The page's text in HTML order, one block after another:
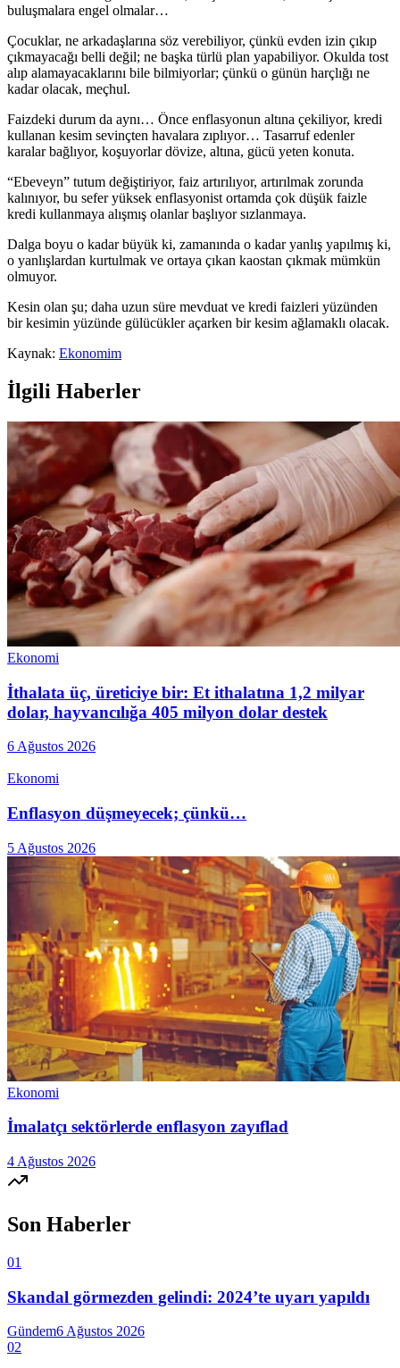
buluşmalara engel olmalar…
Çocuklar, ne arkadaşlarına söz verebiliyor, çünkü evden izin çıkıp
çıkmayacağı belli değil; ne başka türlü plan yapabiliyor. Okulda tost
alıp alamayacaklarını bile bilmiyorlar; çünkü o günün harçlığı ne
kadar olacak, meçhul.
Faizdeki durum da aynı… Önce enflasyonun altına çekiliyor, kredi
kullanan kesim sevinçten havalara zıplıyor… Tasarruf edenler
karalar bağlıyor, koşuyorlar dövize, altına, gücü yeten konuta.
“Ebeveyn” tutum değiştiriyor, faiz artırılıyor, artırılmak zorunda
kalınıyor, bu sefer yüksek enflasyonist ortamda çok düşük faizle
kredi kullanmaya alışmış olanlar başlıyor sızlanmaya.
Dalga boyu o kadar büyük ki, zamanında o kadar yanlış yapılmış ki,
o yanlışlardan kurtulmak ve ortaya çıkan kaostan çıkmak mümkün
olmuyor.
Kesin olan şu; daha uzun süre mevduat ve kredi faizleri yüzünden
bir kesimin yüzünde gülücükler açarken bir kesim ağlamaklı olacak.
Kaynak: Ekonomim
İlgili Haberler
Ekonomi
İthalata üç, üreticiye bir: Et ithalatına 1,2 milyar
dolar, hayvancılığa 405 milyon dolar destek
6 Ağustos 2026
Ekonomi
Enflasyon düşmeyecek; çünkü…
5 Ağustos 2026
Ekonomi
İmalatçı sektörlerde enflasyon zayıflad
4 Ağustos 2026
Son Haberler
01
Skandal görmezden gelindi: 2024’te uyarı yapıldı
Gündem6 Ağustos 2026
02